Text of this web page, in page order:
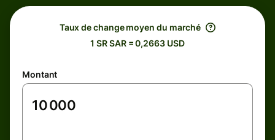
Taux de change moyen du marché
1 SR SAR = 0,2663 USD
Montant